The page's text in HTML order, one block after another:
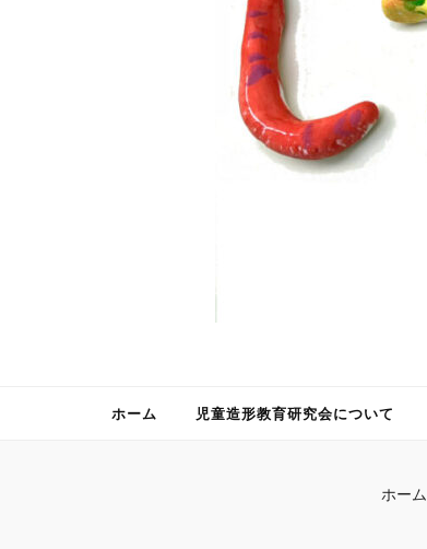
ホーム 児童造形教育研究会について
ホーム